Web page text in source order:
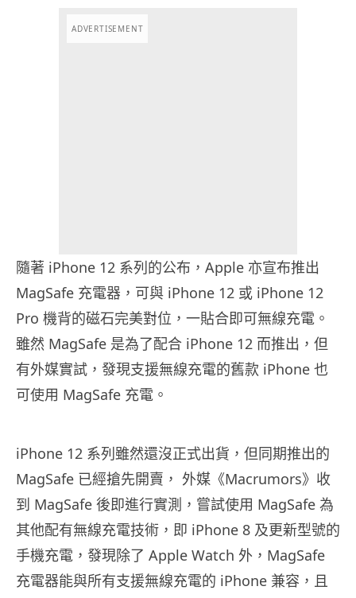
ADVERTISEMENT
隨著 iPhone 12 系列的公布，Apple 亦宣布推出
MagSafe 充電器，可與 iPhone 12 或 iPhone 12
Pro 機背的磁石完美對位，一貼合即可無線充電。
雖然 MagSafe 是為了配合 iPhone 12 而推出，但
有外媒實試，發現支援無線充電的舊款 iPhone 也
可使用 MagSafe 充電。
iPhone 12 系列雖然還沒正式出貨，但同期推出的
MagSafe 已經搶先開賣， 外媒《Macrumors》收
到 MagSafe 後即進行實測，嘗試使用 MagSafe 為
其他配有無線充電技術，即 ‌iPhone‌ 8 及更新型號的
手機充電，發現除了 Apple Watch 外，MagSafe
充電器能與所有支援無線充電的 iPhone 兼容，且